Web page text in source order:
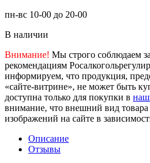
пн-вс 10-00 до 20-00
В наличии
Внимание! Мы строго соблюдаем
рекомендациям
информируем, что продукция,
«сайте-витрине», не может быть
доступна только для покупки в
внимание, что внешний вид товара
изображений на сайте в
Описание
Отзывы